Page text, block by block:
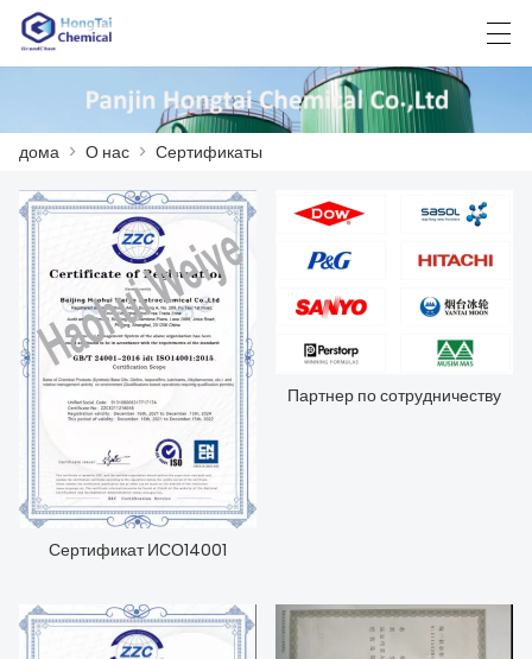
ДОМА
ПРОДУКТЫ
НОВОСТИ
СЛУЧАЙ
ЗАВОД
СВЯЖИТЕСЬ С НАМИ
О НАС
العربية 中文 English 日本語 한국어
дома > О нас > Сертификаты
Сертификат ИСО14001
Партнер по сотрудничеству